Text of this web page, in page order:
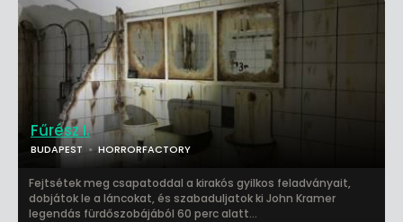
Fűrész I.
BUDAPEST HORRORFACTORY
Fejtsétek meg csapatoddal a kirakós gyilkos feladványait,
dobjátok le a láncokat, és szabaduljatok ki John Kramer
legendás fürdőszobájából 60 perc alatt...